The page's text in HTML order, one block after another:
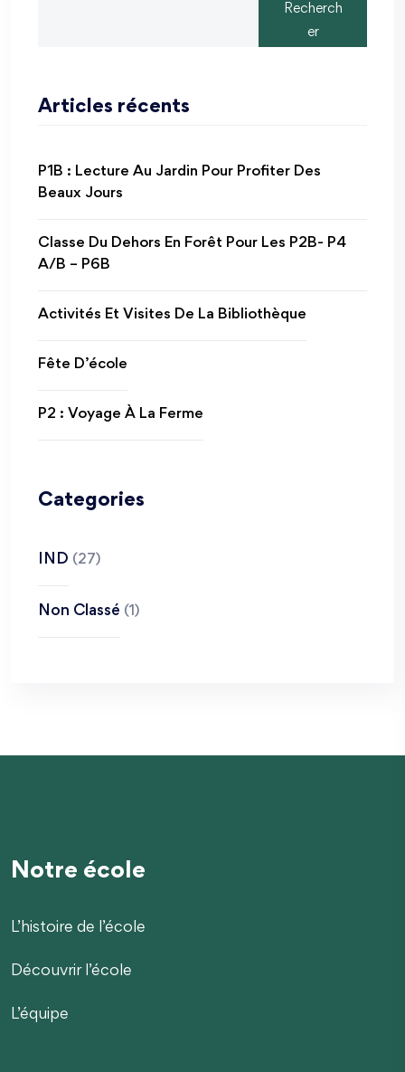
Recherch
er
Articles récents
P1B : Lecture Au Jardin Pour Profiter Des
Beaux Jours
Classe Du Dehors En Forêt Pour Les P2B- P4
A/B – P6B
Activités Et Visites De La Bibliothèque
Fête D’école
P2 : Voyage À La Ferme
Categories
IND (27)
Non Classé (1)
Notre école
L’histoire de l’école
Découvrir l’école
L’équipe